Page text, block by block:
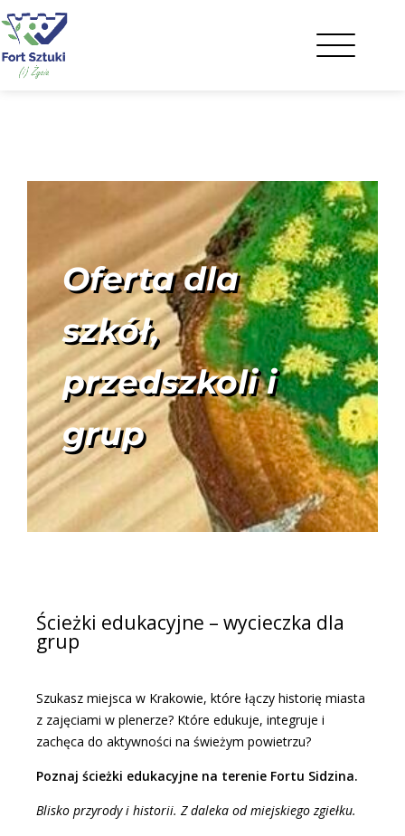
Oferta dla
szkół,
przedszkoli i
grup
Ścieżki edukacyjne – wycieczka dla
grup
Szukasz miejsca w Krakowie, które łączy historię miasta
z zajęciami w plenerze? Które edukuje, integruje i
zachęca do aktywności na świeżym powietrzu?
Poznaj ścieżki edukacyjne na terenie Fortu Sidzina.
Blisko przyrody i historii. Z daleka od miejskiego zgiełku.